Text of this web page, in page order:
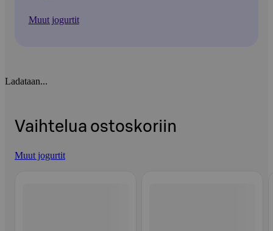
Muut jogurtit
Ladataan...
Vaihtelua ostoskoriin
Muut jogurtit